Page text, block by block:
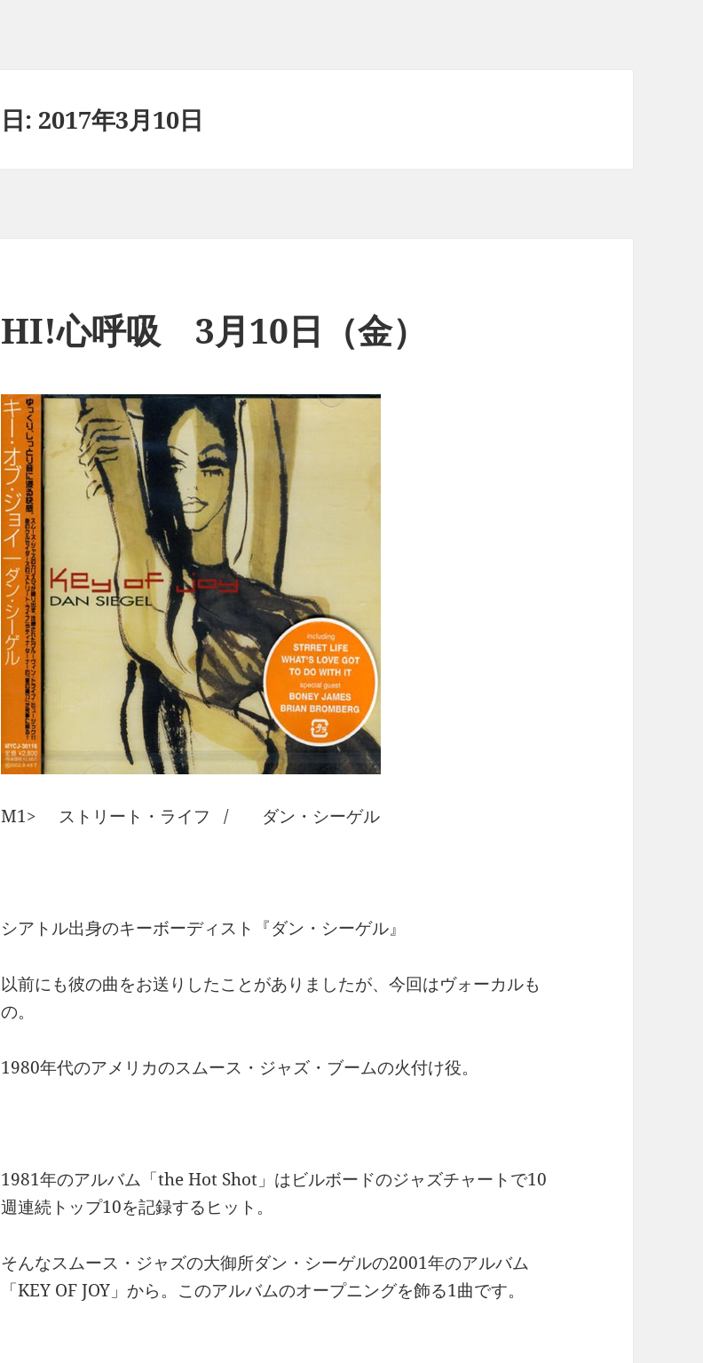
日: 2017年3月10日
HI!心呼吸 3月10日（金）
M1> ストリート・ライフ / ダン・シーゲル
シアトル出身のキーボーディスト『ダン・シーゲル』
以前にも彼の曲をお送りしたことがありましたが、今回はヴォーカルも
の。
1980年代のアメリカのスムース・ジャズ・ブームの火付け役。
1981年のアルバム「the Hot Shot」はビルボードのジャズチャートで10
週連続トップ10を記録するヒット。
そんなスムース・ジャズの大御所ダン・シーゲルの2001年のアルバム
「KEY OF JOY」から。このアルバムのオープニングを飾る1曲です。